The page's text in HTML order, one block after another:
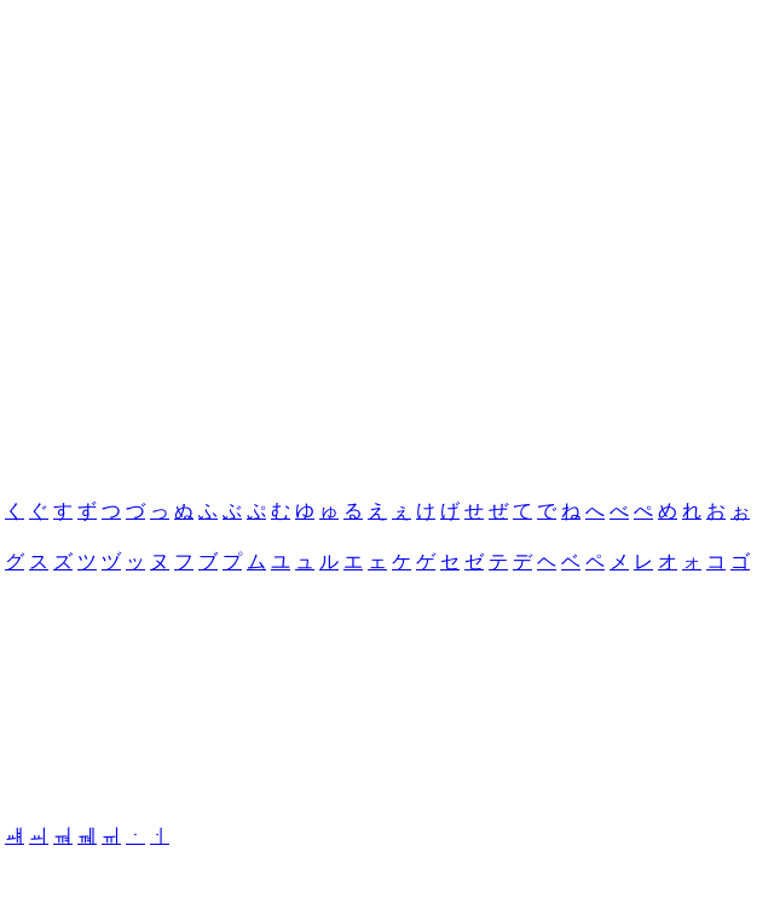
く ぐ す ず つ づ っ ぬ ふ ぶ ぷ む ゆ ゅ る え ぇ け げ せ ぜ て で ね へ べ ぺ め れ お ぉ
グ ス ズ ツ ヅ ッ ヌ フ ブ プ ム ユ ュ ル エ ェ ケ ゲ セ ゼ テ デ ヘ ベ ペ メ レ オ ォ コ ゴ
ㆈ ㆉ ㆊ ㆋ ㆌ ㆍ
ㆎ